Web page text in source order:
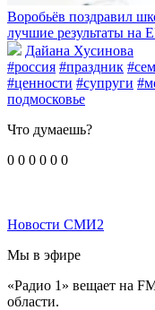
Воробьёв поздравил
лучшие результаты на
Дайана Хусинова
#россия #праздник
#ценности #супруги
подмосковье
Что думаешь?
0 0 0 0 0 0
Новости СМИ2
Мы в эфире
«Радио 1» вещает на
области.